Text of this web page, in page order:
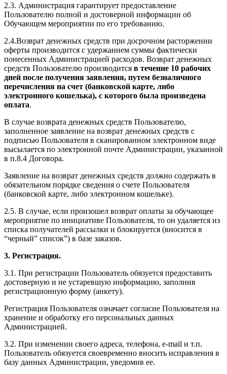
2.3. Администрация гарантирует предоставление
Пользователю полной и достоверной информации об
Обучающем мероприятии по его требованию.
2.4.Возврат денежных средств при досрочном расторжении
оферты производится с удержанием суммы фактически
понесенных Администрацией расходов. Возврат денежных
средств Пользователю производится в течение 10 рабочих
дней после получения заявления, путем безналичного
перечисления на счет (банковской карте, либо
электронного кошелька), с которого была произведена
оплата.
В случае возврата денежных средств Пользователю,
заполненное заявление на возврат денежных средств с
подписью Пользователя в сканированном электронном виде
высылается по электронной почте Администрации, указанной
в п.8.4 Договора.
Заявление на возврат денежных средств должно содержать в
обязательном порядке сведения о счете Пользователя
(банковской карте, либо электронном кошельке).
2.5. В случае, если произошел возврат оплаты за обучающее
мероприятие по инициативе Пользователя, то он удаляется из
списка получателей рассылки и блокируется (вносится в
“черный” список”) в базе заказов.
3. Регистрация.
3.1. При регистрации Пользователь обязуется предоставить
достоверную и не устаревшую информацию, заполнив
регистрационную форму (анкету).
Регистрация Пользователя означает согласие Пользователя на
хранение и обработку его персональных данных
Администрацией.
3.2. При изменении своего адреса, телефона, e-mail и т.п.
Пользователь обязуется своевременно вносить исправления в
базу данных Администрации, уведомив ее.